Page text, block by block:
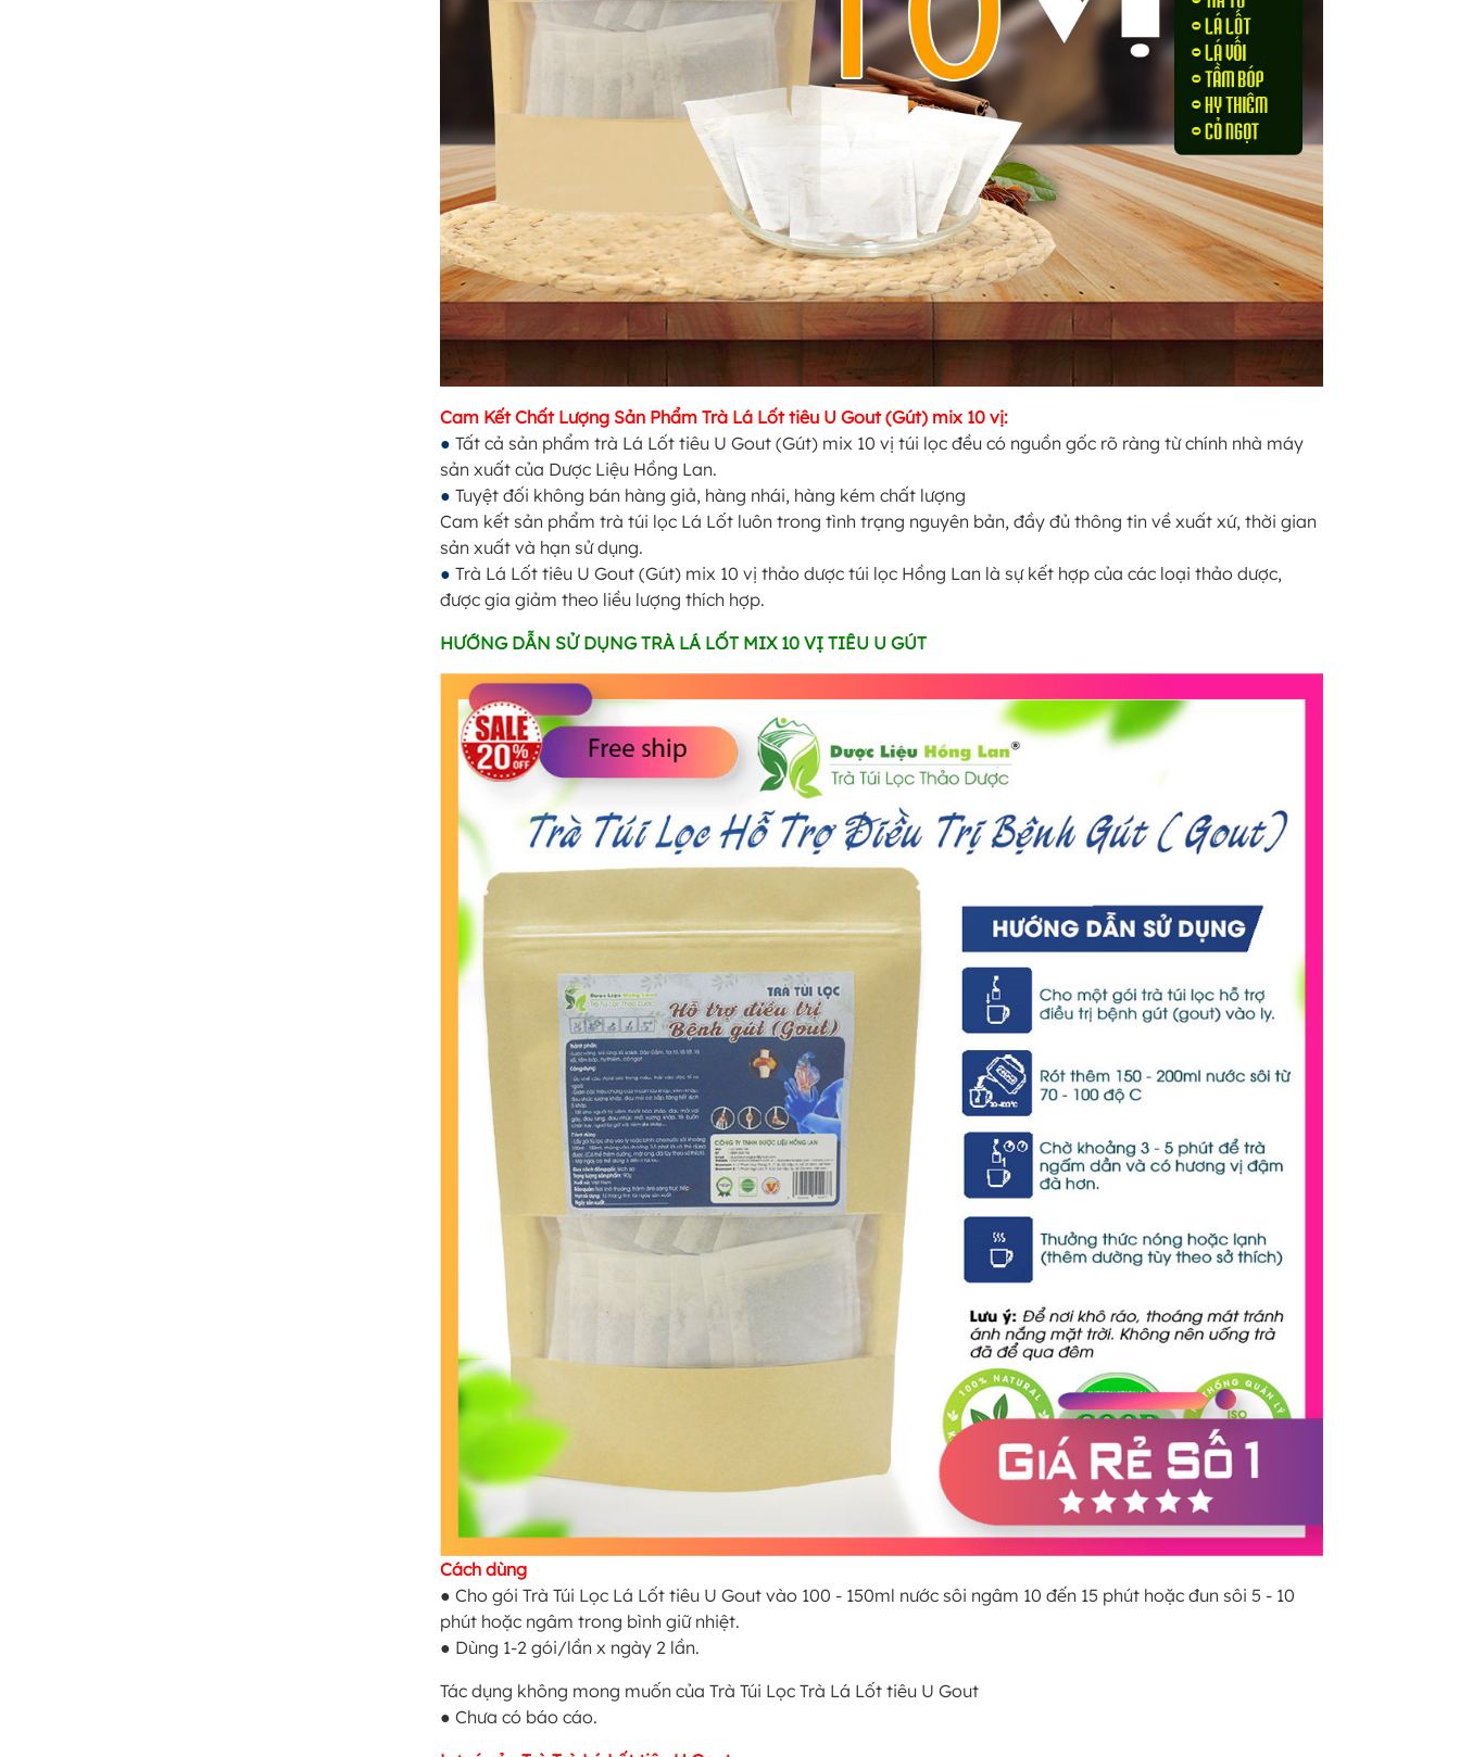
Cam Kết Chất Lượng Sản Phẩm Trà Lá Lốt tiêu U Gout (Gút) mix 10 vị:
● Tất cả sản phẩm trà Lá Lốt tiêu U Gout (Gút) mix 10 vị túi lọc đều có nguồn gốc rõ ràng từ chính nhà máy
sản xuất của Dược Liệu Hồng Lan.
● Tuyệt đối không bán hàng giả, hàng nhái, hàng kém chất lượng
Cam kết sản phẩm trà túi lọc Lá Lốt luôn trong tình trạng nguyên bản, đầy đủ thông tin về xuất xứ, thời gian
sản xuất và hạn sử dụng.
● Trà Lá Lốt tiêu U Gout (Gút) mix 10 vị thảo dược túi lọc Hồng Lan là sự kết hợp của các loại thảo dược,
được gia giảm theo liều lượng thích hợp.
HƯỚNG DẪN SỬ DỤNG TRÀ LÁ LỐT MIX 10 VỊ TIÊU U GÚT
Cách dùng
● Cho gói Trà Túi Lọc Lá Lốt tiêu U Gout vào 100 - 150ml nước sôi ngâm 10 đến 15 phút hoặc đun sôi 5 - 10
phút hoặc ngâm trong bình giữ nhiệt.
● Dùng 1-2 gói/lần x ngày 2 lần.
Tác dụng không mong muốn của Trà Túi Lọc Trà Lá Lốt tiêu U Gout
● Chưa có báo cáo.